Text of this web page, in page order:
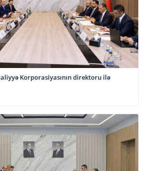
Korporasiyasının direktoru ilə